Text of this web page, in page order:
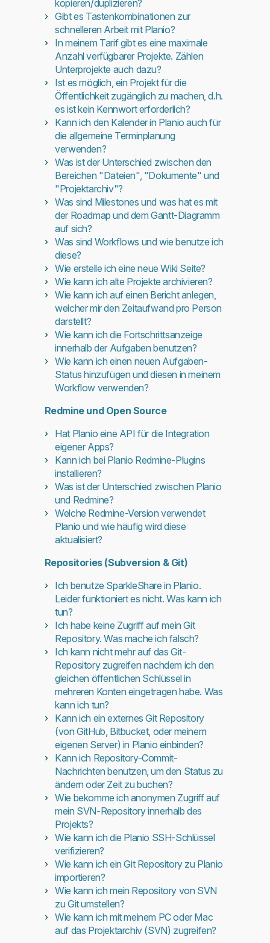
kopieren/duplizieren?
Gibt es Tastenkombinationen zur
schnelleren Arbeit mit Planio?
In meinem Tarif gibt es eine maximale
Anzahl verfügbarer Projekte. Zählen
Unterprojekte auch dazu?
Ist es möglich, ein Projekt für die
Öffentlichkeit zugänglich zu machen, d.h.
es ist kein Kennwort erforderlich?
Kann ich den Kalender in Planio auch für
die allgemeine Terminplanung
verwenden?
Was ist der Unterschied zwischen den
Bereichen "Dateien", "Dokumente" und
"Projektarchiv"?
Was sind Milestones und was hat es mit
der Roadmap und dem Gantt-Diagramm
auf sich?
Was sind Workflows und wie benutze ich
diese?
Wie erstelle ich eine neue Wiki Seite?
Wie kann ich alte Projekte archivieren?
Wie kann ich auf einen Bericht anlegen,
welcher mir den Zeitaufwand pro Person
darstellt?
Wie kann ich die Fortschrittsanzeige
innerhalb der Aufgaben benutzen?
Wie kann ich einen neuen Aufgaben-
Status hinzufügen und diesen in meinem
Workflow verwenden?
Redmine und Open Source
Hat Planio eine API für die Integration
eigener Apps?
Kann ich bei Planio Redmine-Plugins
installieren?
Was ist der Unterschied zwischen Planio
und Redmine?
Welche Redmine-Version verwendet
Planio und wie häufig wird diese
aktualisiert?
Repositories (Subversion & Git)
Ich benutze SparkleShare in Planio.
Leider funktioniert es nicht. Was kann ich
tun?
Ich habe keine Zugriff auf mein Git
Repository. Was mache ich falsch?
Ich kann nicht mehr auf das Git-
Repository zugreifen nachdem ich den
gleichen öffentlichen Schlüssel in
mehreren Konten eingetragen habe. Was
kann ich tun?
Kann ich ein externes Git Repository
(von GitHub, Bitbucket, oder meinem
eigenen Server) in Planio einbinden?
Kann ich Repository-Commit-
Nachrichten benutzen, um den Status zu
ändern oder Zeit zu buchen?
Wie bekomme ich anonymen Zugriff auf
mein SVN-Repository innerhalb des
Projekts?
Wie kann ich die Planio SSH-Schlüssel
verifizieren?
Wie kann ich ein Git Repository zu Planio
importieren?
Wie kann ich mein Repository von SVN
zu Git umstellen?
Wie kann ich mit meinem PC oder Mac
auf das Projektarchiv (SVN) zugreifen?